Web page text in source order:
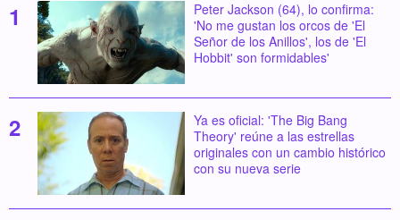
Peter Jackson (64), lo confirma:
'No me gustan los orcos de 'El
Señor de los Anillos', los de 'El
Hobbit' son formidables'
Ya es oficial: 'The Big Bang
Theory' reúne a las estrellas
originales con un cambio histórico
con su nueva serie